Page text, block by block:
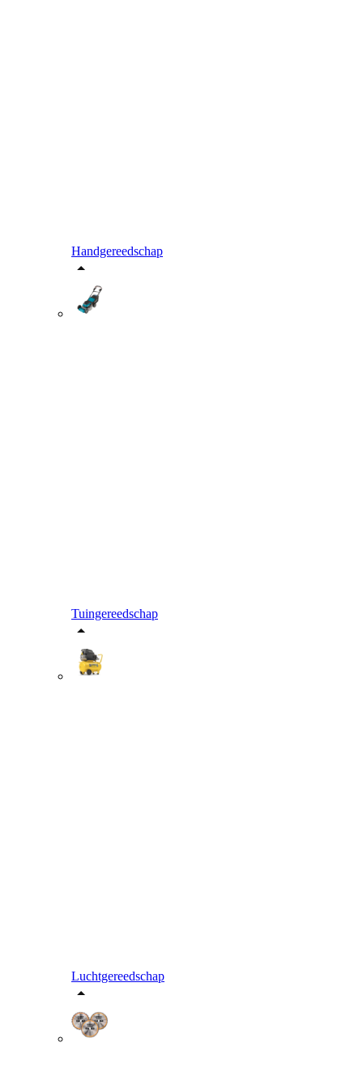
Handgereedschap
Tuingereedschap
Luchtgereedschap